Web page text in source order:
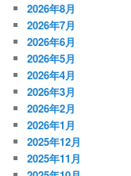
2026年8月
2026年7月
2026年6月
2026年5月
2026年4月
2026年3月
2026年2月
2026年1月
2025年12月
2025年11月